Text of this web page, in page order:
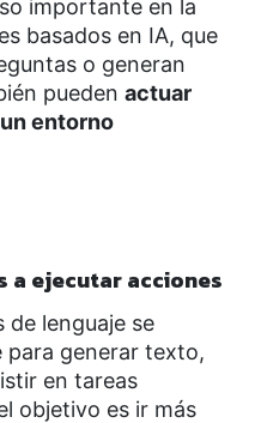
importante en la
basados en IA, que
o generan
pueden actuar
entorno
a ejecutar acciones
de lenguaje se
para generar texto,
en tareas
objetivo es ir más